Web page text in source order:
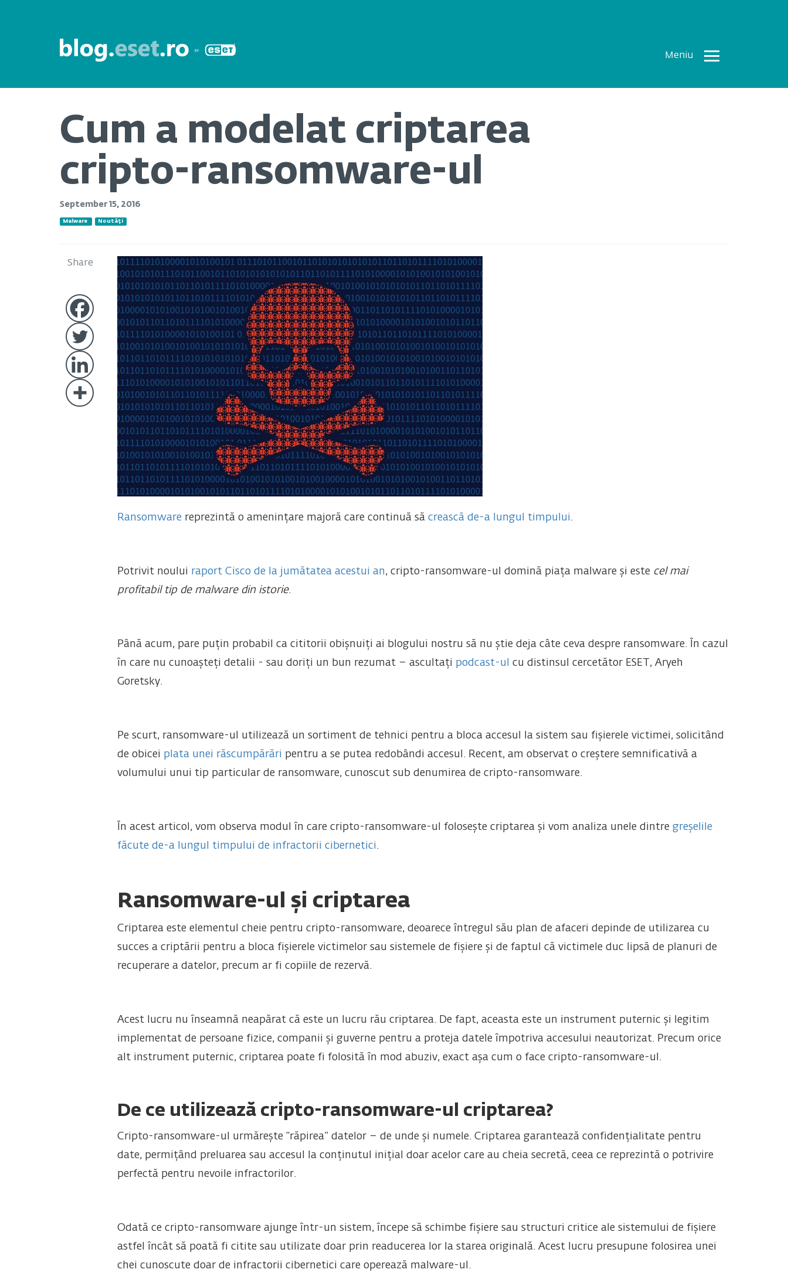
Meniu
Toate
Cum a modelat criptarea
cripto-ransomware-ul
September 15, 2016
Malware Noutăți
Share
Ransomwarereprezintă o amenințare majoră care continuă să crească de-a lungul timpului.
Potrivit noului raport Cisco de la jumătatea acestui an, cripto-ransomware-ul domină piața malware și este cel mai
profitabil tip de malware din istorie.
Până acum, pare puțin probabil ca cititorii obișnuiți ai blogului nostru să nu știe deja câte ceva despre ransomware. În cazul
în care nu cunoașteți detalii - sau doriți un bun rezumat – ascultați podcast-ul
cu distinsul cercetător ESET, Aryeh
Goretsky.
Pe scurt, ransomware-ul utilizează un sortiment de tehnici pentru a bloca accesul la sistem sau fișierele victimei, solicitând
de obicei plata unei răscumpărări pentru a se putea redobândi accesul. Recent, am observat o creștere semnificativă a
volumului unui tip particular de ransomware, cunoscut sub denumirea de cripto-ransomware.
În acest articol, vom observa modul în care cripto-ransomware-ul folosește criptarea și vom analiza unele dintre greșelile
făcute de-a lungul timpului de infractorii cibernetici.
Ransomware-ul și criptarea
Criptarea este elementul cheie pentru cripto-ransomware, deoarece întregul său plan de afaceri depinde de utilizarea cu
succes a criptării pentru a bloca fișierele victimelor sau sistemele de fișiere și de faptul că victimele duc lipsă de planuri de
recuperare a datelor, precum ar fi copiile de rezervă.
Acest lucru nu înseamnă neapărat că este un lucru rău criptarea. De fapt, aceasta este un instrument puternic și legitim
implementat de persoane fizice, companii și guverne pentru a proteja datele împotriva accesului neautorizat. Precum orice
alt instrument puternic, criptarea poate fi folosită în mod abuziv, exact așa cum o face cripto-ransomware-ul.
De ce utilizează cripto-ransomware-ul criptarea?
Cripto-ransomware-ul urmărește “răpirea” datelor – de unde și numele. Criptarea garantează confidențialitate pentru
date, permițând preluarea sau accesul la conținutul inițial doar acelor care au cheia secretă, ceea ce reprezintă o potrivire
perfectă pentru nevoile infractorilor.
Odată ce cripto-ransomware ajunge într-un sistem, începe să schimbe fișiere sau structuri critice ale sistemului de fișiere
astfel încât să poată fi citite sau utilizate doar prin readucerea lor la starea originală. Acest lucru presupune folosirea unei
chei cunoscute doar de infractorii cibernetici care operează malware-ul.